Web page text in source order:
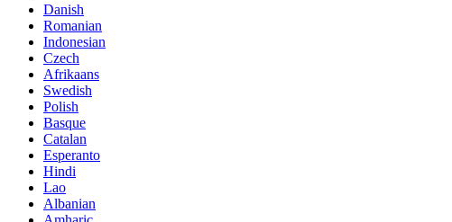
Danish
Romanian
Indonesian
Czech
Afrikaans
Swedish
Polish
Basque
Catalan
Esperanto
Hindi
Lao
Albanian